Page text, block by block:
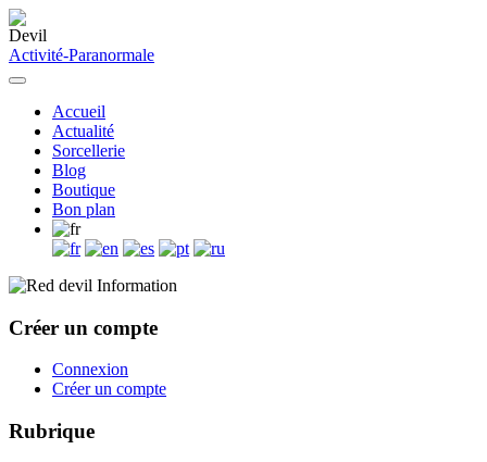
Activité-Paranormale
Accueil
Actualité
Sorcellerie
Blog
Boutique
Bon plan
Information
Créer un compte
Connexion
Créer un compte
Rubrique